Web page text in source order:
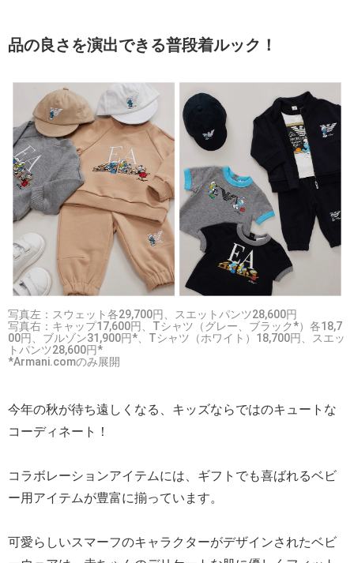
品の良さを演出できる普段着ルック！
写真左：スウェット各29,700円、スエットパンツ28,600円
写真右：キャップ17,600円、Tシャツ（グレー、ブラック*）各18,7
00円、ブルゾン31,900円*、Tシャツ（ホワイト）18,700円、スエッ
トパンツ28,600円*
*Armani.comのみ展開
今年の秋が待ち遠しくなる、キッズならではのキュートな
コーディネート！
コラボレーションアイテムには、ギフトでも喜ばれるベビ
ー用アイテムが豊富に揃っています。
可愛らしいスマーフのキャラクターがデザインされたベビ